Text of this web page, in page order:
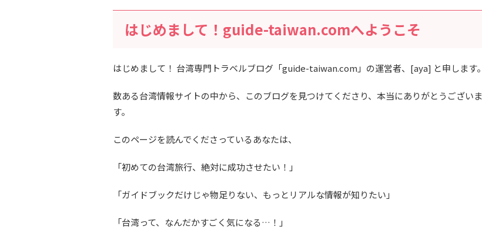
はじめまして！guide-taiwan.comへようこそ
はじめまして！ 台湾専門トラベルブログ「guide-taiwan.com」の運営者、[aya] と申します。
数ある台湾情報サイトの中から、このブログを見つけてくださり、本当にありがとうございま
す。
このページを読んでくださっているあなたは、
「初めての台湾旅行、絶対に成功させたい！」
「ガイドブックだけじゃ物足りない、もっとリアルな情報が知りたい」
「台湾って、なんだかすごく気になる…！」